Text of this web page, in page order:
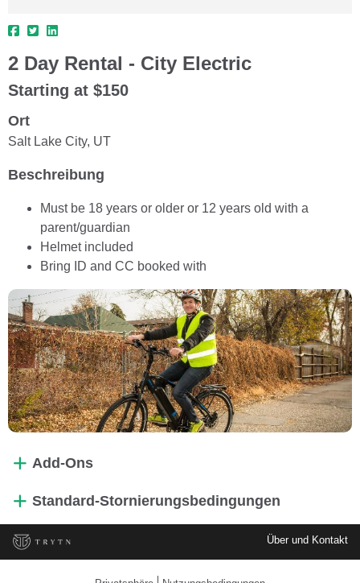
2 Day Rental - City Electric
Starting at $150
Ort
Salt Lake City, UT
Beschreibung
Must be 18 years or older or 12 years old with a
parent/guardian
Helmet included
Bring ID and CC booked with
Add-Ons
Standard-Stornierungsbedingungen
Über und Kontakt